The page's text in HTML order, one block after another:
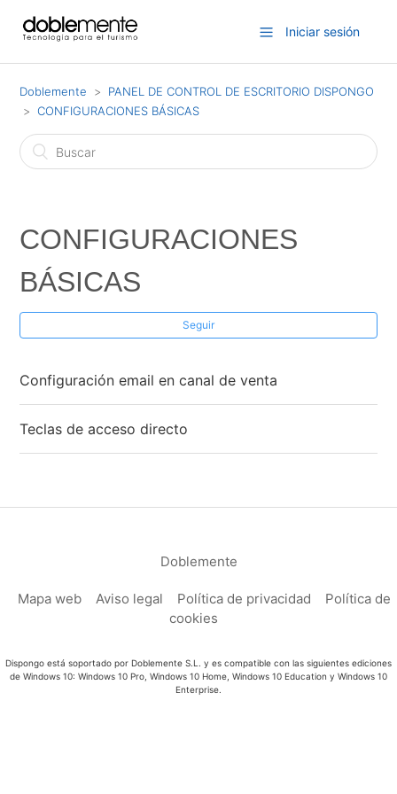
Iniciar sesión
Doblemente
PANEL DE CONTROL DE ESCRITORIO DISPONGO
CONFIGURACIONES BÁSICAS
CONFIGURACIONES
BÁSICAS
Seguir
Configuración email en canal de venta
Teclas de acceso directo
Doblemente
Mapa web Aviso legal Política de privacidad
Política de
cookies
Dispongo está soportado por Doblemente S.L. y es compatible con las siguientes ediciones
de Windows 10: Windows 10 Pro, Windows 10 Home, Windows 10 Education y Windows 10
Enterprise.